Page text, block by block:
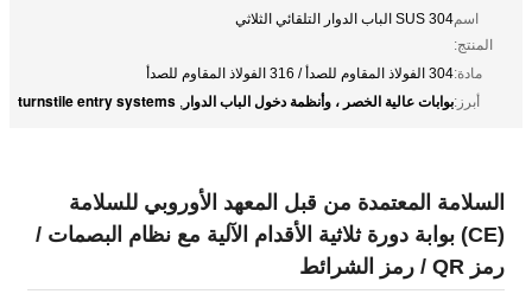
اسم
المنتج:
304 SUS الباب الدوار التلقائي الثلاثي
مادة:304 الفولاذ المقاوم للصدأ / 316 الفولاذ المقاوم للصدأ
أبرز:بوابات عالية الخصر ، وأنظمة دخول الباب الدوار ,
turnstile entry systems
السلامة المعتمدة من قبل المعهد الأوروبي للسلامة
(CE) بوابة دورة ثلاثية الأقدام الآلية مع نظام البصمات /
رمز QR / رمز الشرائط